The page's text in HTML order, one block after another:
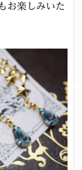
お楽しみいた